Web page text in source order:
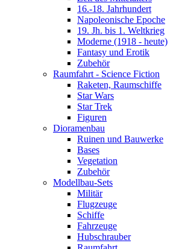
16.-18. Jahrhundert
Napoleonische Epoche
19. Jh. bis 1. Weltkrieg
Moderne (1918 - heute)
Fantasy und Erotik
Zubehör
Raumfahrt - Science Fiction
Raketen, Raumschiffe
Star Wars
Star Trek
Figuren
Dioramenbau
Ruinen und Bauwerke
Bases
Vegetation
Zubehör
Modellbau-Sets
Militär
Flugzeuge
Schiffe
Fahrzeuge
Hubschrauber